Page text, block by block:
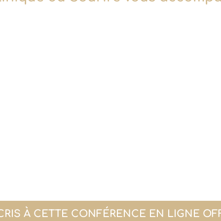
À CETTE CONFÉRENCE EN LIGNE